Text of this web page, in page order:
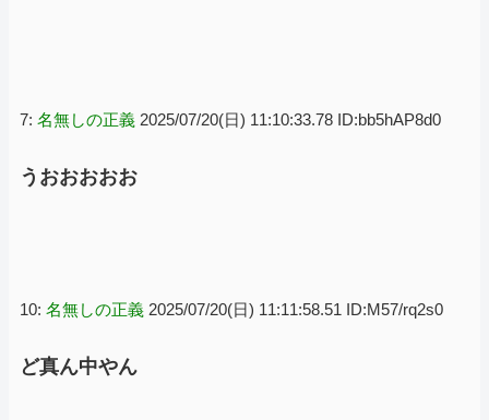
7: 名無しの正義 2025/07/20(日) 11:10:33.78 ID:bb5hAP8d0
うおおおおお
10: 名無しの正義 2025/07/20(日) 11:11:58.51 ID:M57/rq2s0
ど真ん中やん